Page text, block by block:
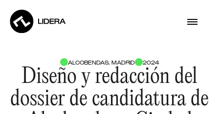
ALCOBENDAS, MADRID 2024
Diseño y redacción del
dossier de candidatura de